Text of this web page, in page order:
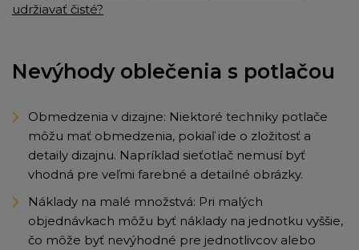
udržiavať čisté?
Nevýhody oblečenia s potlačou
Obmedzenia v dizajne: Niektoré techniky potlače
môžu mať obmedzenia, pokiaľ ide o zložitosť a
detaily dizajnu. Napríklad sieťotlač nemusí byť
vhodná pre veľmi farebné a detailné obrázky.
Náklady na malé množstvá: Pri malých
objednávkach môžu byť náklady na jednotku vyššie,
čo môže byť nevýhodné pre jednotlivcov alebo